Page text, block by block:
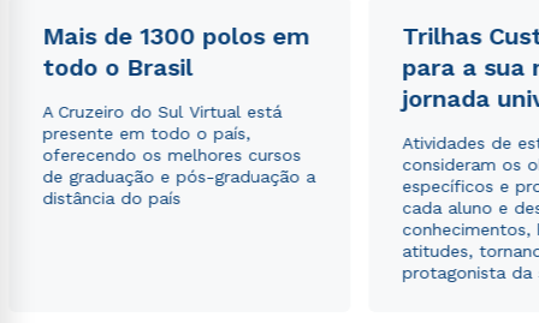
Mais de 1300 polos em
todo o Brasil
A Cruzeiro do Sul Virtual está
presente em todo o país,
oferecendo os melhores cursos
de graduação e pós-graduação a
distância do país
Trilhas
para a sua
jornada
Atividades de
consideram os
específicos e
cada aluno e
conhecimentos,
atitudes,
protagonista da